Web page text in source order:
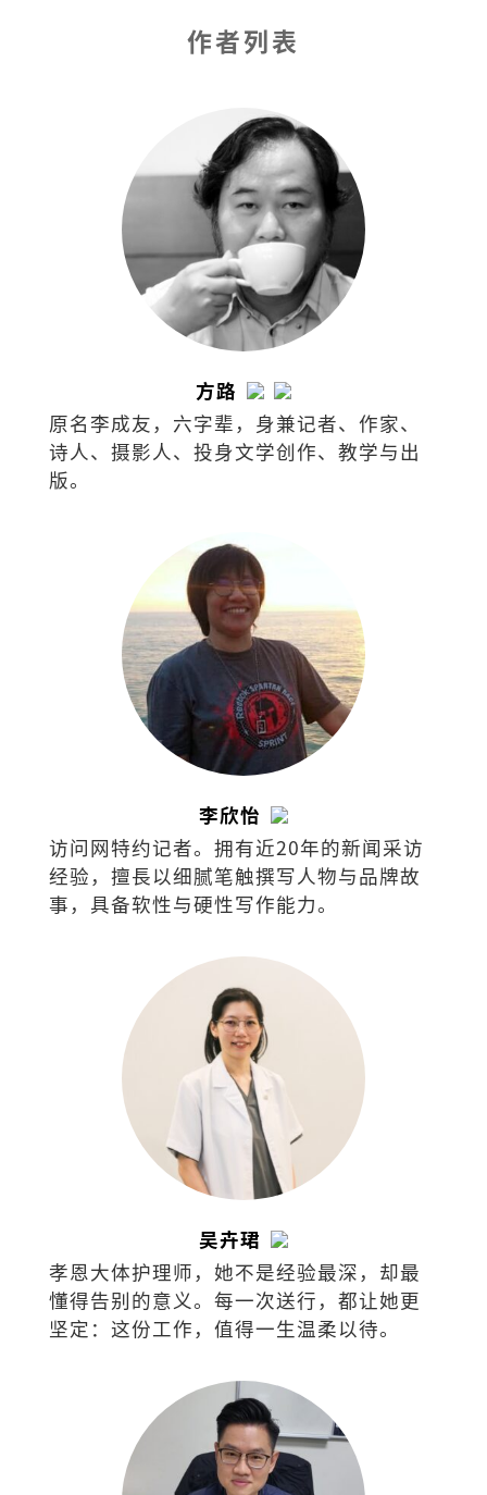
作者列表
方路
原名李成友，六字辈，身兼记者、作家、
诗人、摄影人、投身文学创作、教学与出
版。
李欣怡
访问网特约记者。拥有近20年的新闻采访
经验，擅⻑以细腻笔触撰写⼈物与品牌故
事，具备软性与硬性写作能⼒。
吴卉珺
孝恩大体护理师，她不是经验最深，却最
懂得告别的意义。每一次送行，都让她更
坚定：这份工作，值得一生温柔以待。